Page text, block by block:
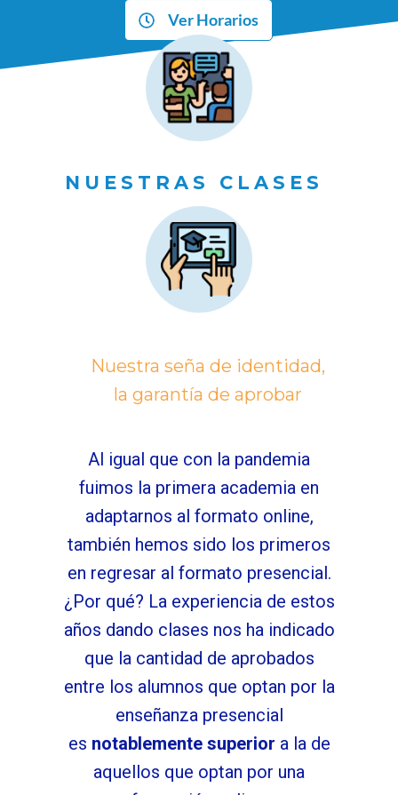
Ver Horarios
NUESTRAS CLASES
Nuestra seña de identidad,
la garantía de aprobar
Al igual que con la pandemia
fuimos la primera academia en
adaptarnos al formato online,
también hemos sido los primeros
en regresar al formato presencial.
¿Por qué? La experiencia de estos
años dando clases nos ha indicado
que la cantidad de aprobados
entre los alumnos que optan por la
enseñanza presencial
es notablemente superior a la de
aquellos que optan por una